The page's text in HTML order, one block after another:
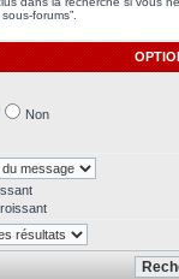
forums”.
Non